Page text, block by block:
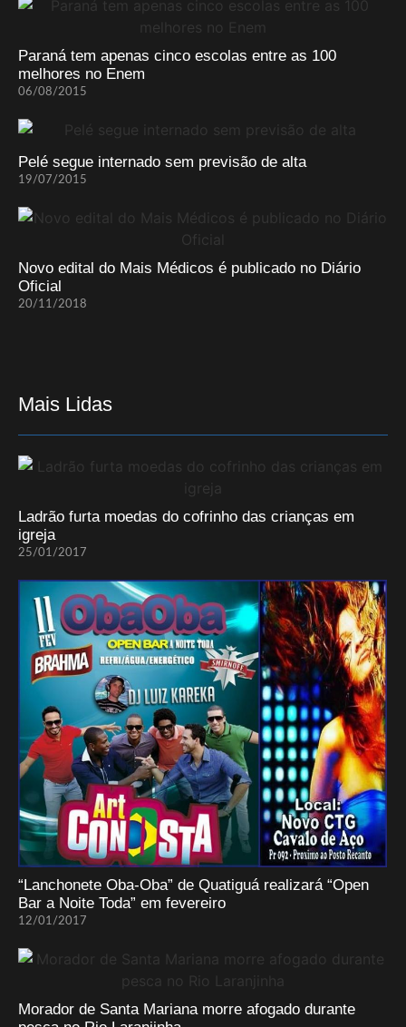
Paraná tem apenas cinco escolas entre as 100
melhores no Enem
06/08/2015
Pelé segue internado sem previsão de alta
19/07/2015
Novo edital do Mais Médicos é publicado no Diário
Oficial
20/11/2018
Mais Lidas
Ladrão furta moedas do cofrinho das crianças em
igreja
25/01/2017
“Lanchonete Oba-Oba” de Quatiguá realizará “Open
Bar a Noite Toda” em fevereiro
12/01/2017
Morador de Santa Mariana morre afogado durante